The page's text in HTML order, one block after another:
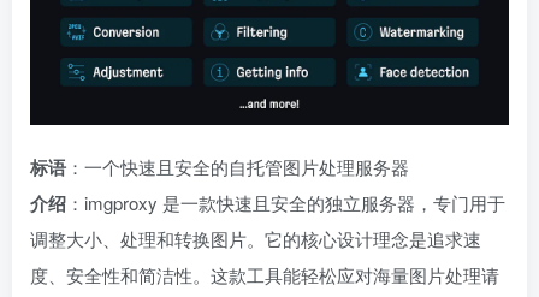
标语 ：一个快速且安全的自托管图片处理服务器
介绍 ：imgproxy 是一款快速且安全的独立服务器，专门用于
调整大小、处理和转换图片。它的核心设计理念是追求速
度、安全性和简洁性。这款工具能轻松应对海量图片处理请